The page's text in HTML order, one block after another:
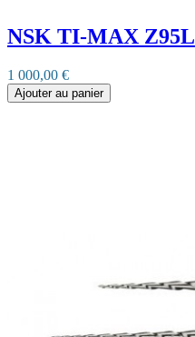
NSK TI-MAX Z95L
1 000,00 €
Ajouter au panier